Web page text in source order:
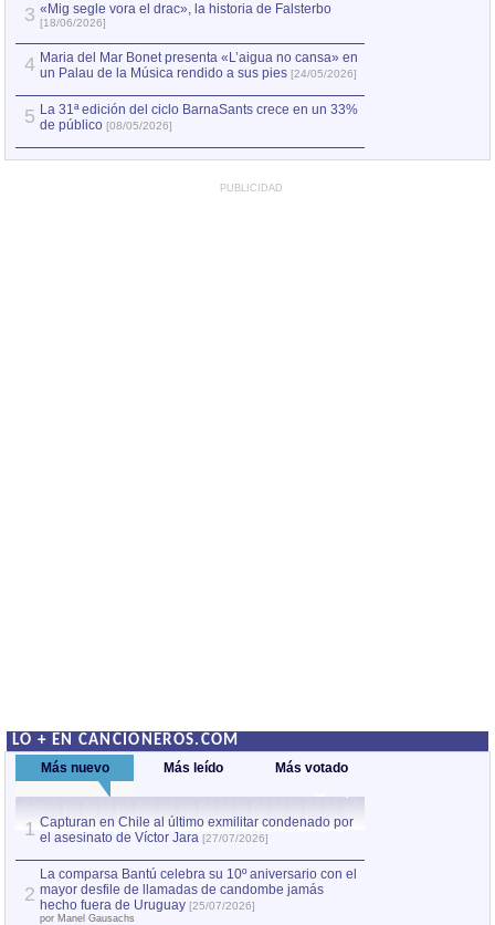
3 «Mig segle vora el drac», la historia de Falsterbo
[18/06/2026]
4 Maria del Mar Bonet presenta «L’aigua no cansa» en
un Palau de la Música rendido a sus pies [24/05/2026]
5 La 31ª edición del ciclo BarnaSants crece en un 33%
de público [08/05/2026]
PUBLICIDAD
LO + EN CANCIONEROS.COM
Más nuevo Más leído Más votado
1 Capturan en Chile al último exmilitar condenado por
el asesinato de Víctor Jara [27/07/2026]
2
La comparsa Bantú celebra su 10º aniversario con el
mayor desfile de llamadas de candombe jamás
hecho fuera de Uruguay [25/07/2026]
por Manel Gausachs